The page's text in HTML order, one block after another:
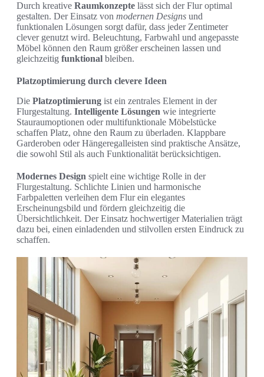
Durch kreative Raumkonzepte lässt sich der Flur optimal
gestalten. Der Einsatz von modernen Designs und
funktionalen Lösungen sorgt dafür, dass jeder Zentimeter
clever genutzt wird. Beleuchtung, Farbwahl und angepasste
Möbel können den Raum größer erscheinen lassen und
gleichzeitig funktional bleiben.
Platzoptimierung durch clevere Ideen
Die Platzoptimierung ist ein zentrales Element in der
Flurgestaltung. Intelligente Lösungen wie integrierte
Stauraumoptionen oder multifunktionale Möbelstücke
schaffen Platz, ohne den Raum zu überladen. Klappbare
Garderoben oder Hängeregalleisten sind praktische Ansätze,
die sowohl Stil als auch Funktionalität berücksichtigen.
Modernes Design spielt eine wichtige Rolle in der
Flurgestaltung. Schlichte Linien und harmonische
Farbpaletten verleihen dem Flur ein elegantes
Erscheinungsbild und fördern gleichzeitig die
Übersichtlichkeit. Der Einsatz hochwertiger Materialien trägt
dazu bei, einen einladenden und stilvollen ersten Eindruck zu
schaffen.